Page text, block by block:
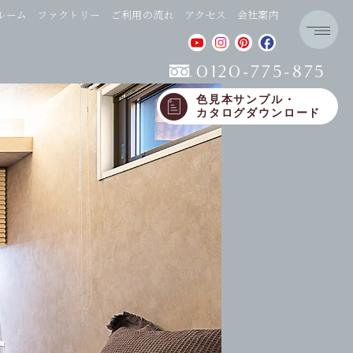
ーム ファクトリー ご利用の流れ アクセス 会社案内
0120-775-875
色見本サンプル・
カタログダウンロード